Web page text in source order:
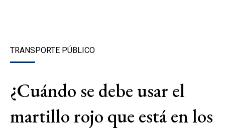
TRANSPORTE PÚBLICO
¿Cuándo se debe usar el
martillo rojo que está en los